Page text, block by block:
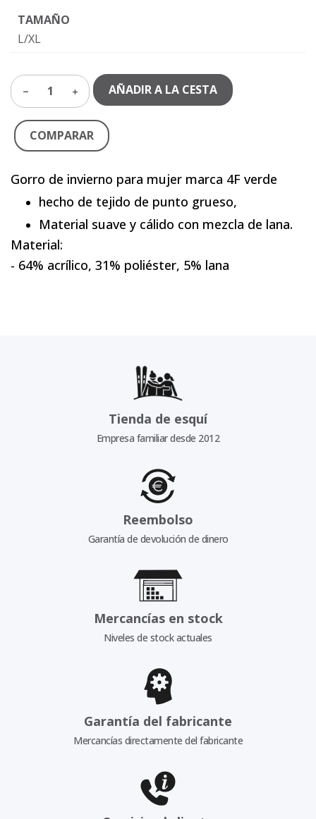
TAMAÑO
L/XL
1 AÑADIR A LA CESTA
COMPARAR
Gorro de invierno para mujer marca 4F verde
hecho de tejido de punto grueso,
Material suave y cálido con mezcla de lana.
Material:
- 64% acrílico, 31% poliéster, 5% lana
Tienda de esquí
Empresa familiar desde 2012
Reembolso
Garantía de devolución de dinero
Mercancías en stock
Niveles de stock actuales
Garantía del fabricante
Mercancías directamente del fabricante